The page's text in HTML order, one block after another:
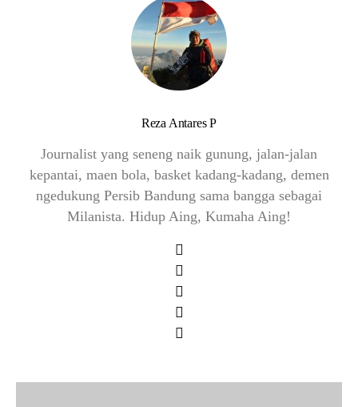
Reza Antares P
Journalist yang seneng naik gunung, jalan-jalan
kepantai, maen bola, basket kadang-kadang, demen
ngedukung Persib Bandung sama bangga sebagai
Milanista. Hidup Aing, Kumaha Aing!